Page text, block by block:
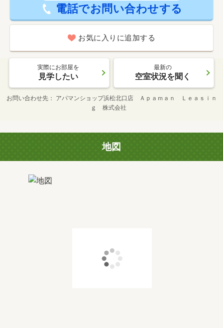
電話でお問い合わせする
お気に入りに追加する
実際にお部屋を
見学したい
最新の
空室状況を聞く
お問い合わせ先
アパマンショップ浜松北口店 Ａｐａｍａｎ Ｌｅａｓｉｎ
ｇ 株式会社
地図